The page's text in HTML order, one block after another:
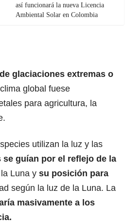
así funcionará la nueva Licencia
Ambiental Solar en Colombia
glaciaciones extremas o
global fuese
para agricultura, la
utilizan la luz y las
se guían por el reflejo de la
Luna y su posición para
según la luz de la Luna. La
masivamente a los